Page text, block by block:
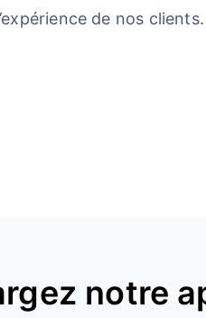
de nos
notre